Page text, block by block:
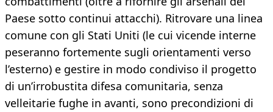
Paese sotto continui attacchi). Ritrovare una linea
comune con gli Stati Uniti (le cui vicende interne
peseranno fortemente sugli orientamenti verso
l’esterno) e gestire in modo condiviso il progetto
di un’irrobustita difesa comunitaria, senza
velleitarie fughe in avanti, sono precondizioni di